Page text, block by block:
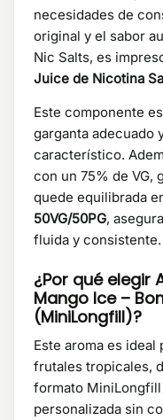
necesidades de
original y el sabor
Nic Salts, es
Juice de Nicotina
Este componente
garganta adecuado
característico.
con un 75% de VG,
quede equilibrada
50VG/50PG,
fluida y consistente.
¿Por qué elegir
Mango Ice –
(MiniLongfill)?
Este aroma es
frutales tropicales,
formato
personalizada sin